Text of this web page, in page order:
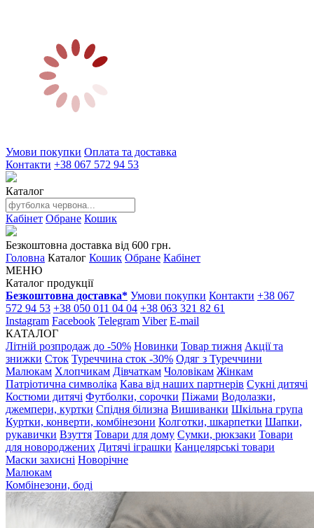
Умови покупки Оплата та доставка
Контакти +38 067 572 94 53
Каталог
Кабінет Обране Кошик
Безкоштовна доставка від 600 грн.
Головна Каталог Кошик Обране Кабінет
МЕНЮ
Каталог продукції
Безкоштовна доставка* Умови покупки Контакти +38 067
572 94 53 +38 050 011 04 04 +38 063 321 82 61
Instagram Facebook Telegram Viber E-mail
КАТАЛОГ
Літній розпродаж до -50% Новинки Товар тижня Акції та
знижки Сток Туреччина сток -30% Одяг з Туреччини
Малюкам Хлопчикам Дівчаткам Чоловікам Жінкам
Патріотична символіка Кава від наших партнерів Сукні дитячі
Костюми дитячі Футболки, сорочки Піжами Водолазки,
джемпери, куртки Спідня білизна Вишиванки Шкільна група
Куртки, конверти, комбінезони Колготки, шкарпетки Шапки,
рукавички Взуття Товари для дому Сумки, рюкзаки Товари
для новороджених Дитячі іграшки Канцелярські товари
Маски захисні Новорічне
Малюкам
Комбінезони, боді